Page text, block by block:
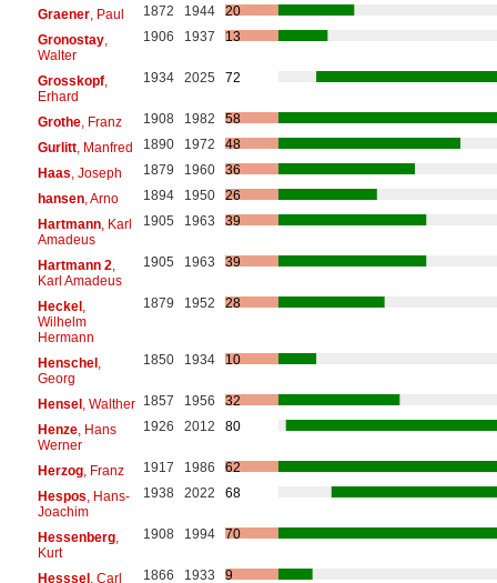
Graener, Paul 1872 1944
20
Gronostay,
Walter
1906 1937 13
Grosskopf,
Erhard
1934 2025 72
Grothe, Franz 1908 1982
58
Gurlitt, Manfred 1890 1972
48
Haas , Joseph 1879 1960
36
hansen, Arno 1894 1950
26
Hartmann, Karl
Amadeus
1905 1963 39
Hartmann 2
Karl Amadeus
1905 1963 39
Heckel,
Wilhelm
Hermann
1879 1952 28
Henschel,
Georg
1850 1934 10
Hensel, Walther 1857 1956
32
Henze, Hans
Werner
1926 2012 80
Herzog, Franz 1917 1986
62
Hespos , Hans-
Joachim
1938 2022 68
Hessenberg,
Kurt
1908 1994 70
Hesssel, Carl 1866 1933 9